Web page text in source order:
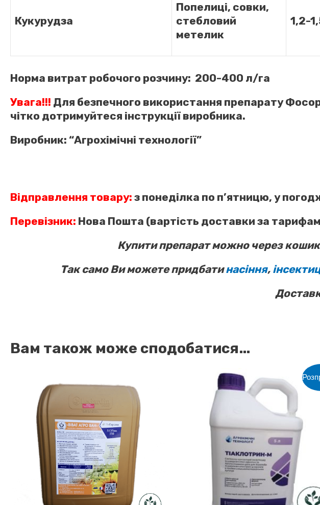
Кукурудза
Попелиці, совки,
стебловий
метелик
1,2-
Норма витрат робочого розчину: 200-400 л/га
Увага!!! Для безпечного використання препарату
чітко дотримуйтеся інструкції виробника.
Виробник: “Агрохімічні технології”
Відправлення товару: з понеділка по п’ятницю, у
Перевізник: Нова Пошта (вартість доставки за
Купити препарат можно через
Так само Ви можете придбатинасіння,
Вам також може сподобатися…